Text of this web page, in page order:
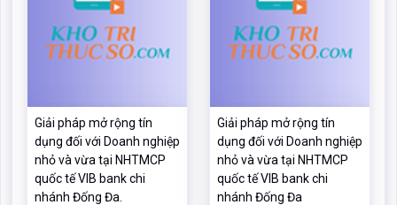
Giải pháp mở rộng tín
dụng đối với Doanh nghiệp
nhỏ và vừa tại NHTMCP
quốc tế VIB bank chi
nhánh Đống Đa.
Giải pháp mở rộng tín
dụng đối với Doanh nghiệp
nhỏ và vừa tại NHTMCP
quốc tế VIB bank chi
nhánh Đống Đa